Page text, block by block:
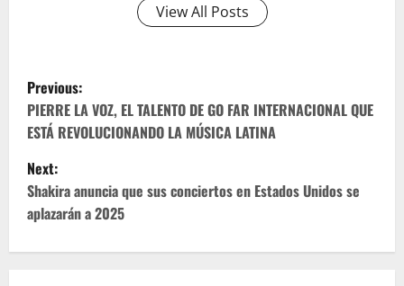
View All Posts
P
o
s
t
n
Previous:
PIERRE LA VOZ, EL TALENTO DE GO FAR INTERNACIONAL QUE
ESTÁ REVOLUCIONANDO LA MÚSICA LATINA
Next:
Shakira anuncia que sus conciertos en Estados Unidos se
aplazarán a 2025